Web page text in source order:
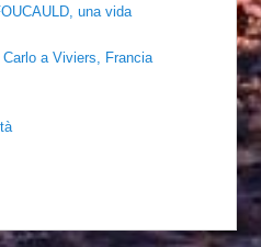
una vida
a Viviers, Francia